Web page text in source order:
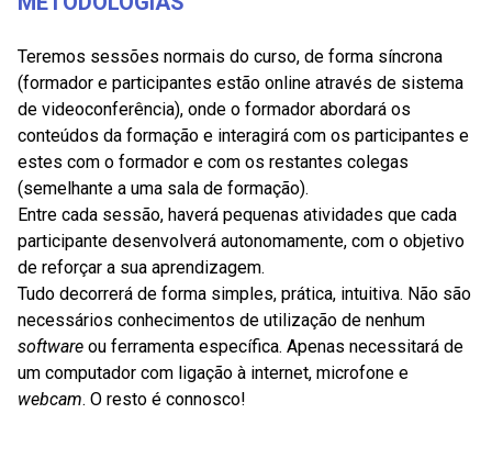
Teremos sessões normais do curso, de forma síncrona
(formador e participantes estão online através de sistema
de videoconferência), onde o formador abordará os
conteúdos da formação e interagirá com os participantes e
estes com o formador e com os restantes colegas
(semelhante a uma sala de formação).
Entre cada sessão, haverá pequenas atividades que cada
participante desenvolverá autonomamente, com o objetivo
de reforçar a sua aprendizagem.
Tudo decorrerá de forma simples, prática, intuitiva. Não são
necessários conhecimentos de utilização de nenhum
software ou ferramenta específica. Apenas necessitará de
um computador com ligação à internet, microfone e
webcam. O resto é connosco!